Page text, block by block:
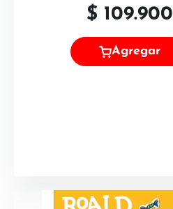
$ 109.900
Agregar